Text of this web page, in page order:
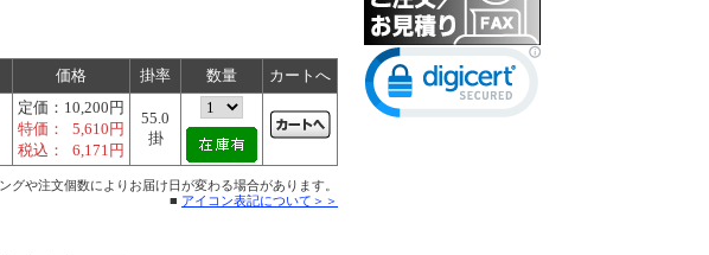
価格 掛率 数量 カートへ
定価： 10,200円
特価：
5,610円
税込：
6,171円
55.0
掛
や注文個数によりお届け日が変わる場合があります。
■ アイコン表記について＞＞